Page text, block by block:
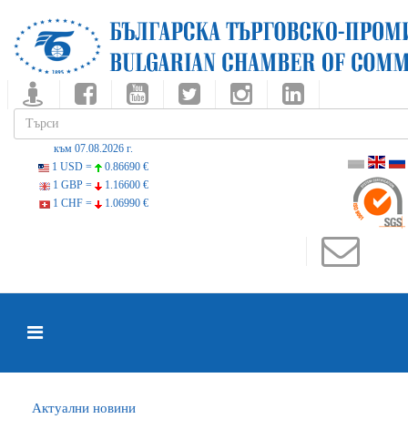
към 07.08.2026 г.
1 USD =
0.86690 €
1 GBP =
1.16600 €
1 CHF =
1.06990 €
Актуални новини